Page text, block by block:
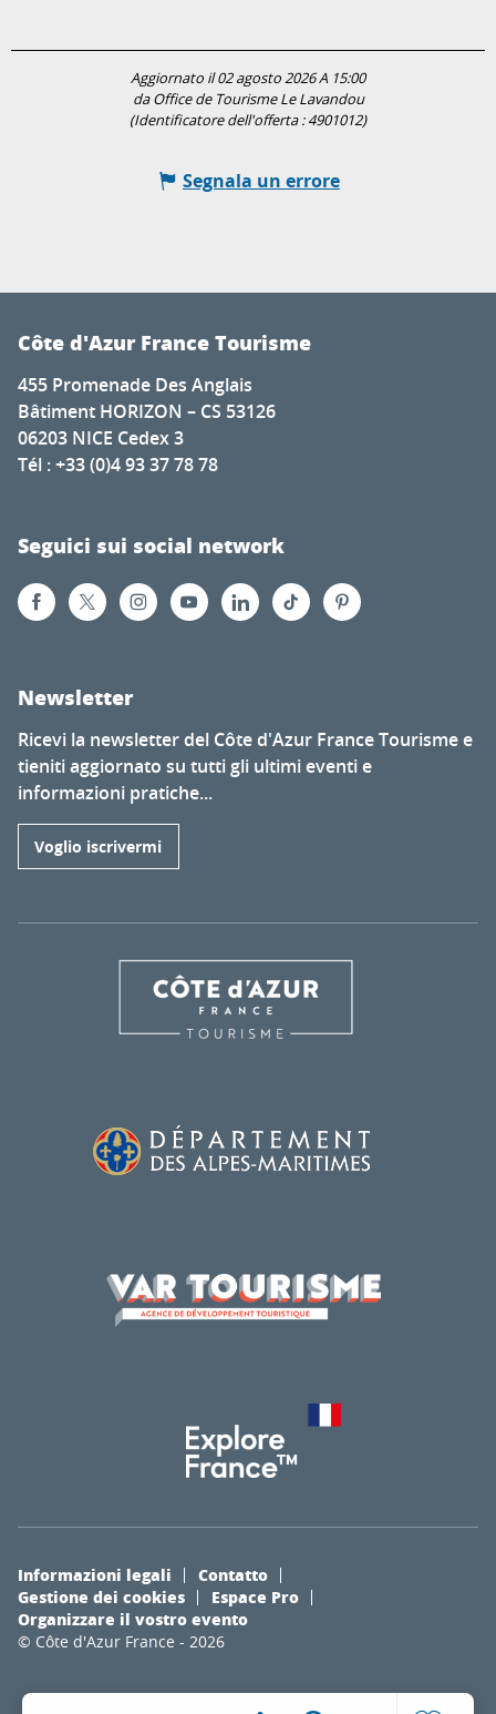
Aggiornato il 02 agosto 2026 A 15:00
da Office de Tourisme Le Lavandou
(Identificatore dell'offerta :4901012)
Segnala un errore
Côte d'Azur France Tourisme
455 Promenade Des Anglais
Bâtiment HORIZON – CS 53126
06203 NICE Cedex 3
Tél : +33 (0)4 93 37 78 78
Seguici sui social network
Newsletter
Ricevi la newsletter del Côte d'Azur France Tourisme e
tieniti aggiornato su tutti gli ultimi eventi e
informazioni pratiche...
Voglio iscrivermi
© Côte d'Azur France - 2026
Informazioni legali
Contatto
Gestione dei cookies
Espace Pro
Organizzare il vostro evento